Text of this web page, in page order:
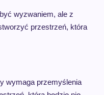
wyzwaniem, ale z
przestrzeń, która
wymaga przemyślenia